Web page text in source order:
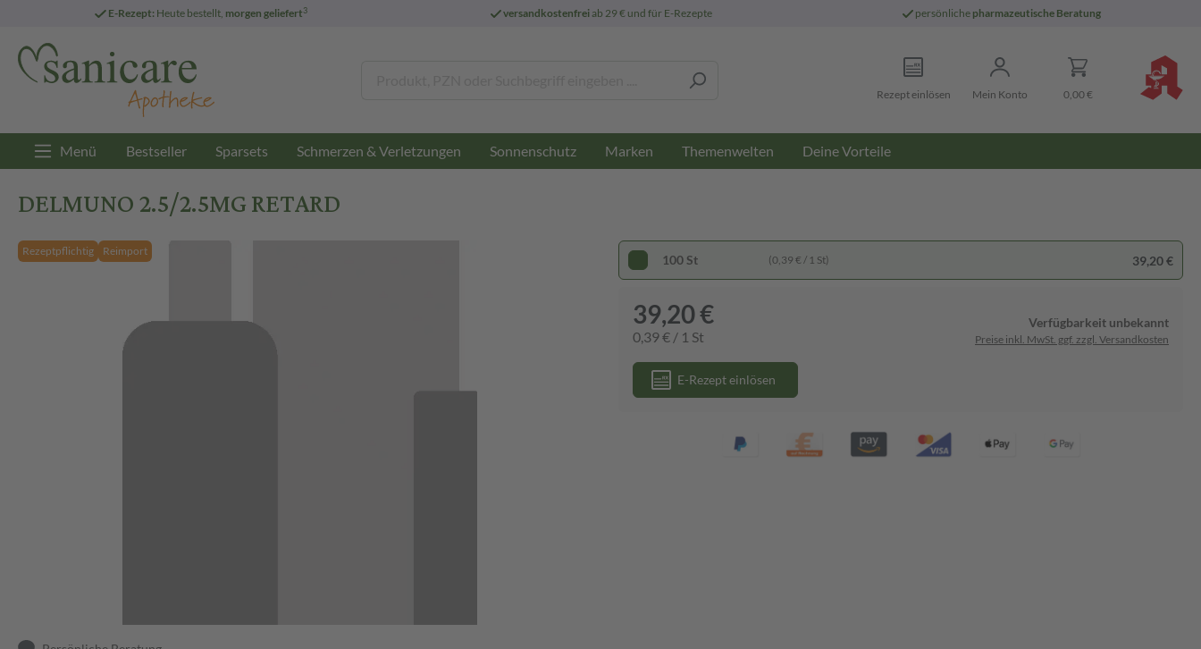
E-Rezept: Heute bestellt, morgen geliefert3 versandkostenfreiab 29 € und für E-Rezepte persönliche pharmazeutische Beratung
Rezept einlösen Mein Konto 0,00 €
Menü Bestseller Sparsets Schmerzen & Verletzungen Sonnenschutz Marken Themenwelten Deine Vorteile
DELMUNO 2.5/2.5MG RETARD
Rezeptpflichtig Reimport
100 St (0,39 € / 1 St) 39,20 €
39,20 €
0,39 € / 1 St
Verfügbarkeit unbekannt
Preise inkl. MwSt. ggf. zzgl. Versandkosten
E-Rezept einlösen